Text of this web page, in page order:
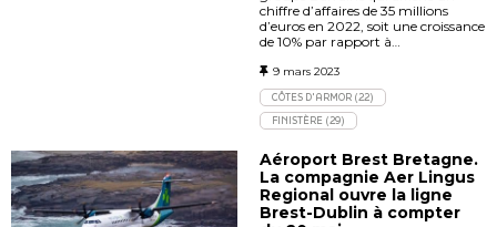
chiffre d’affaires de 35 millions
d’euros en 2022, soit une croissance
de 10% par rapport à…
9 mars 2023
CÔTES D'ARMOR (22)
FINISTÈRE (29)
Aéroport Brest Bretagne.
La compagnie Aer Lingus
Regional ouvre la ligne
Brest-Dublin à compter